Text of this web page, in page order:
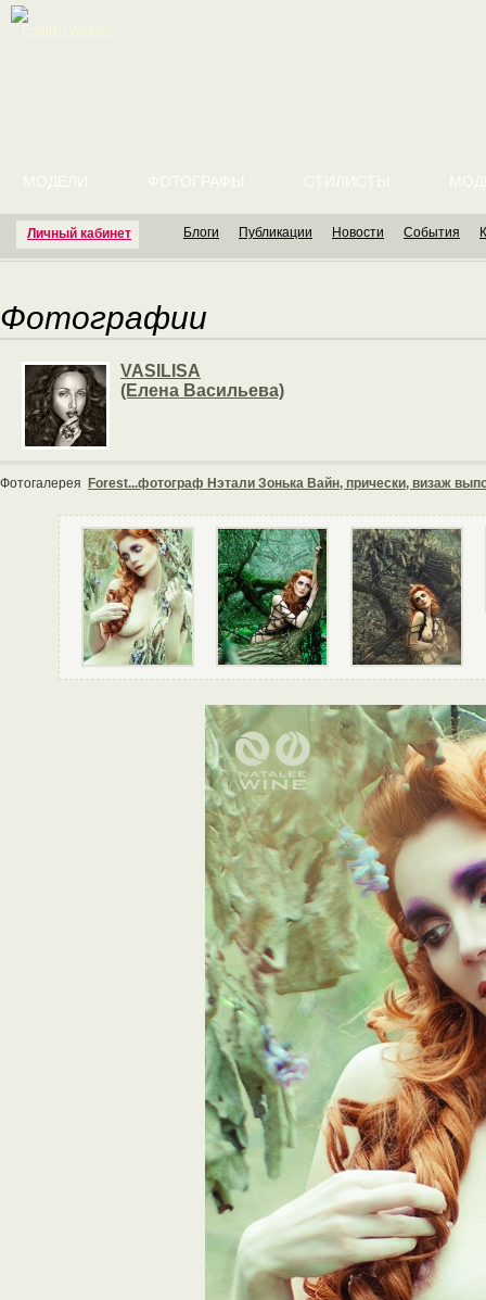
Личный кабинет
МОДЕЛИ ФОТОГРАФЫ СТИЛИСТЫ
Блоги Публикации Новости События
Фотографии
VASILISA
(Елена Васильева)
Фотогалерея Forest...фотограф Нэтали Зонька Вайн, прически, визаж